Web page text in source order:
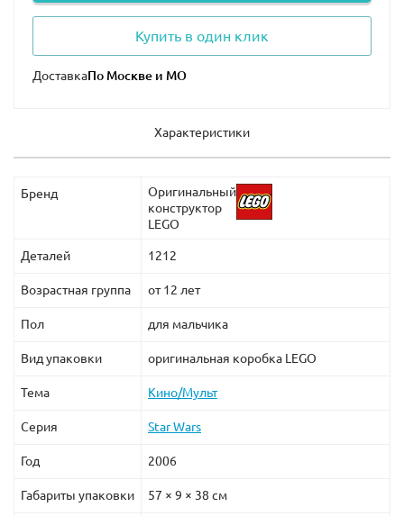
Размер деревни в собранном виде составляет
35х55х35 см.
Купить в один клик
Доставка
Характеристики
Бренд
Оригинальный
конструктор
LEGO
Деталей 1212
Возрастная группа от 12 лет
Пол для мальчика
Вид упаковки оригинальная коробка LEGO
Тема Кино/Мульт
Серия Star Wars
Год 2006
Габариты упаковки 57 × 9 × 38 см